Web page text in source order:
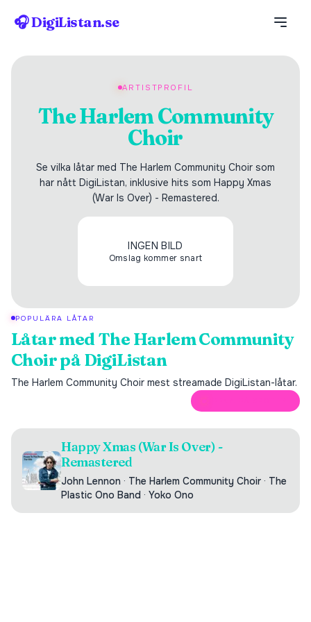
🎧 DigiListan.se
ARTISTPROFIL
The Harlem Community
Choir
Se vilka låtar med The Harlem Community Choir som
har nått DigiListan, inklusive hits som Happy Xmas
(War Is Over) - Remastered.
INGEN BILD
Omslag kommer snart
POPULÄRA LÅTAR
Låtar medThe Harlem Community
Choirpå DigiListan
The Harlem Community Choir mest streamade DigiListan-låtar.
Happy Xmas (War Is Over) -
Remastered
John Lennon · The Harlem Community Choir · The
Plastic Ono Band · Yoko Ono